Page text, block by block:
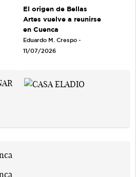
El origen de Bellas
Artes vuelve a reunirse
en Cuenca
Eduardo M. Crespo -
11/07/2026